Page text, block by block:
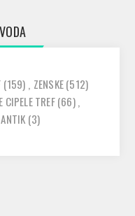
(159) , ZENSKE(512)
CIPELE TREF(66),
(3)